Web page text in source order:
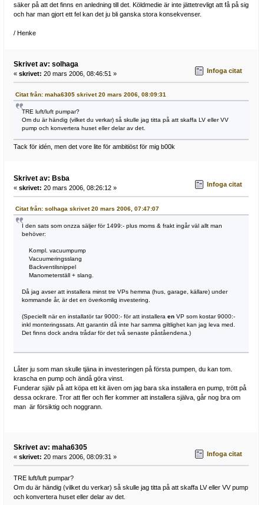
säker på att det finns en anledning till det. Köldmedie är inte jättetrevligt att få på sig
och har man gjort ett fel kan det ju bli ganska stora konsekvenser.
/ Henke
Skrivet av: solhaga
« skrivet: 20 mars 2006, 08:46:51 » Infoga citat
Citat från: maha6305 skrivet 20 mars 2006, 08:09:31
TRE luft/luft pumpar?
Om du är händig (vilket du verkar) så skulle jag titta på att skaffa LV eller VV
pump och konvertera huset eller delar av det.
Tack för idén, men det vore lite för ambitiöst för mig b00k
Skrivet av: Bsba
« skrivet: 20 mars 2006, 08:26:12 » Infoga citat
Citat från: solhaga skrivet 20 mars 2006, 07:47:07
I den sats som onzza säljer för 1499:- plus moms & frakt ingår väl allt man
behöver:
Kompl. vacuumpump
Vacuumeringsslang
Backventilsnippel
Manometerställ + slang.
Då jag avser att installera minst tre VPs hemma (hus, garage, källare) under
kommande år, är det en överkomlig investering.
(Speciellt när en installatör tar 9000:- för att installera enVP som kostar 9000:-
inkl monteringssats. Att garantin då inte har samma giltlighet kan jag leva med.
Det finns dock andra trådar för det två senaste påståendena.)
Låter ju som man skulle tjäna in investeringen på första pumpen, du kan tom.
krascha en pump och ändå göra vinst.
Funderar själv på att köpa ett kit även om jag bara ska installera en pump, trött på
dessa ockrare. Tror att fler och fler kommer att installera själva, går nog bra om
man är försiktig och noggrann.
Skrivet av: maha6305
« skrivet: 20 mars 2006, 08:09:31 » Infoga citat
TRE luft/luft pumpar?
Om du är händig (vilket du verkar) så skulle jag titta på att skaffa LV eller VV pump
och konvertera huset eller delar av det.